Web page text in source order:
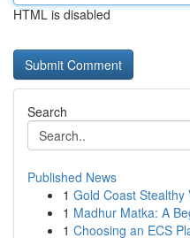
HTML is disabled
Search
Published News
1 Gold Coast Stealthy
1 Madhur Matka: A
1 Choosing an ECS